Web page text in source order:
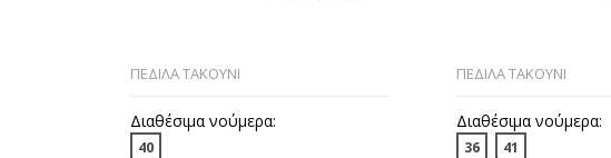
ΠΕΔΙΛΑ ΤΑΚΟΥΝΙ
Διαθέσιμα νούμερα:
40
ΠΕΔΙΛΑ ΤΑΚΟΥΝΙ
Διαθέσιμα νούμερα:
36 41